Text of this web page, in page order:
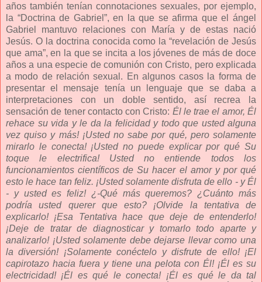
años también tenían connotaciones sexuales, por ejemplo,
la “Doctrina de Gabriel”, en la que se afirma que el ángel
Gabriel mantuvo relaciones con María y de estas nació
Jesús. O la doctrina conocida como la “revelación de Jesús
que ama”, en la que se incita a los jóvenes de más de doce
años a una especie de comunión con Cristo, pero explicada
a modo de relación sexual. En algunos casos la forma de
presentar el mensaje tenía un lenguaje que se daba a
interpretaciones con un doble sentido, así recrea la
sensación de tener contacto con Cristo: Él le trae el amor, Él
rehace su vida y le da la felicidad y todo que usted alguna
vez quiso y más! ¡Usted no sabe por qué, pero solamente
mirarlo le conecta! ¡Usted no puede explicar por qué Su
toque le electrifica! Usted no entiende todos los
funcionamientos científicos de Su hacer el amor y por qué
esto le hace tan feliz. ¡Usted solamente disfruta de ello - y Él
- y usted es feliz! ¿-Qué más queremos? ¿Cuánto más
podría usted querer que esto? ¡Olvide la tentativa de
explicarlo! ¡Esa Tentativa hace que deje de entenderlo!
¡Deje de tratar de diagnosticar y tomarlo todo aparte y
analizarlo! ¡Usted solamente debe dejarse llevar como una
la diversión! ¡Solamente conéctelo y disfrute de ello! ¡El
capirotazo hacia fuera y tiene una pelota con Él! ¡Él es su
electricidad! ¡Él es qué le conecta! ¡Él es qué le da tal